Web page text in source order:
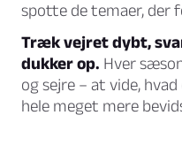
spotte de temaer, der
Træk vejret dybt,
dukker op. Hver
og sejre – at vide,
hele meget mere